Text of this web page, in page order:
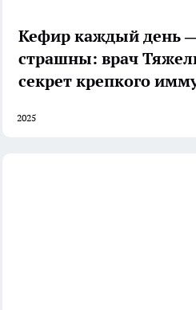
Кефир каждый день
страшны: врач
секрет крепкого
2025